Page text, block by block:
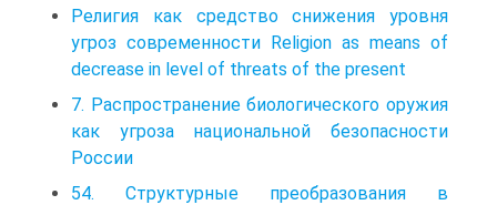
Религия как средство снижения уровня
угроз современности Religion as means of
decrease in level of threats of the present
7. Распространение биологического оружия
как угроза национальной безопасности
России
54. Структурные преобразования в